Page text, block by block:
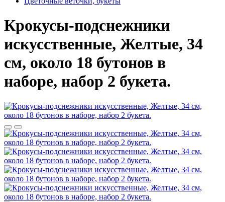
Крокусы-подснежники
искусственные, Желтые, 34
см, около 18 бутонов в
наборе, набор 2 букета.